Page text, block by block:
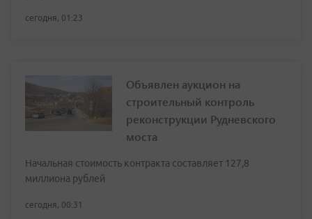
сегодня, 01:23
Объявлен аукцион на
строительный контроль
реконструкции Рудневского
моста
Начальная стоимость контракта составляет 127,8
миллиона рублей
сегодня, 00:31